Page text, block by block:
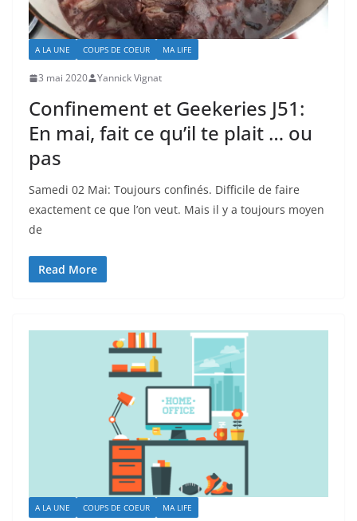
A LA UNE COUPS DE COEUR MA LIFE
3 mai 2020 Yannick Vignat
Confinement et Geekeries J51:
En mai, fait ce qu’il te plait … ou
pas
Samedi 02 Mai: Toujours confinés. Difficile de faire
exactement ce que l’on veut. Mais il y a toujours moyen
de
Read More
A LA UNE COUPS DE COEUR MA LIFE